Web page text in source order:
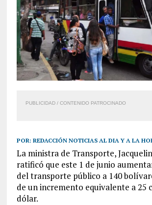
PUBLICIDAD / CONTENIDO PATROCINADO
POR: REDACCIÓN NOTICIAS AL DIA Y A LA
La ministra de Transporte,
ratificó que este 1 de junio
del transporte público a 140
de un incremento equivalente a 25
dólar.